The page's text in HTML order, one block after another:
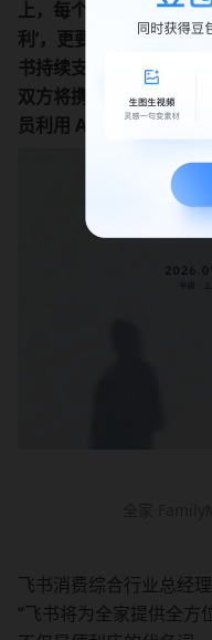
上，每个人都是推动创
利’，更要做到‘智慧’。
书持续支持全家，共同
双方将携手共建协同新
员利用 AI 加速数字化进
飞书消费综合行业总经
“飞书将为全家提供全方